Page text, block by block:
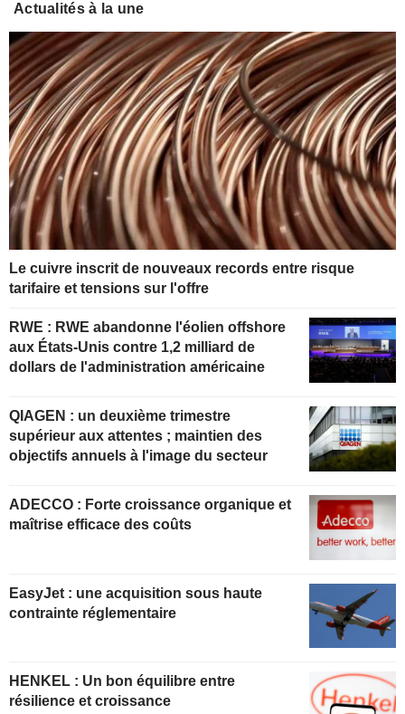
Actualités à la une
Le cuivre inscrit de nouveaux records entre risque
tarifaire et tensions sur l'offre
RWE : RWE abandonne l'éolien offshore
aux États-Unis contre 1,2 milliard de
dollars de l'administration américaine
QIAGEN : un deuxième trimestre
supérieur aux attentes ; maintien des
objectifs annuels à l'image du secteur
ADECCO : Forte croissance organique et
maîtrise efficace des coûts
EasyJet : une acquisition sous haute
contrainte réglementaire
HENKEL : Un bon équilibre entre
résilience et croissance